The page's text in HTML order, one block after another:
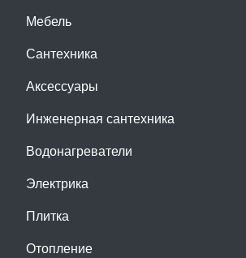
Мебель
Сантехника
Аксессуары
Инженерная сантехника
Водонагреватели
Электрика
Плитка
Отопление